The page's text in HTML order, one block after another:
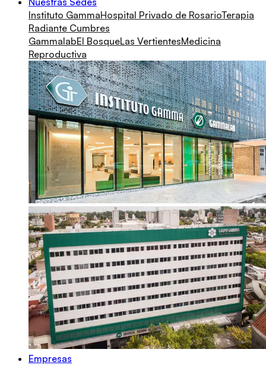
Instituto GammaHospital Privado de RosarioTerapia
Radiante Cumbres
GammalabEl BosqueLas VertientesMedicina
Reproductiva
Empresas